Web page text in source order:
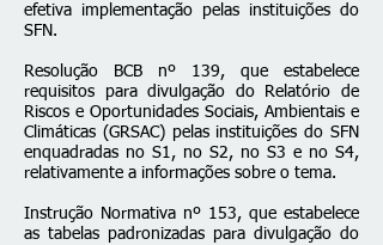
efetiva implementação pelas instituições do
SFN.
Resolução BCB nº 139, que estabelece
requisitos para divulgação do Relatório de
Riscos e Oportunidades Sociais, Ambientais e
Climáticas (GRSAC) pelas instituições do SFN
enquadradas no S1, no S2, no S3 e no S4,
relativamente a informações sobre o tema.
Instrução Normativa nº 153, que estabelece
as tabelas padronizadas para divulgação do